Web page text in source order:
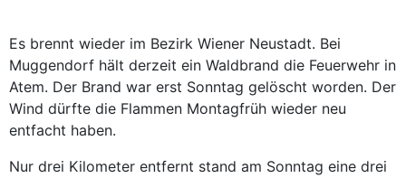
Es brennt wieder im Bezirk Wiener Neustadt. Bei
Muggendorf hält derzeit ein Waldbrand die Feuerwehr in
Atem. Der Brand war erst Sonntag gelöscht worden. Der
Wind dürfte die Flammen Montagfrüh wieder neu
entfacht haben.
Nur drei Kilometer entfernt stand am Sonntag eine drei